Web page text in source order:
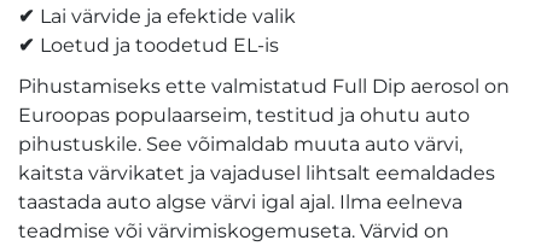
✔ Lai värvide ja efektide valik
✔ Loetud ja toodetud EL-is
Pihustamiseks ette valmistatud Full Dip aerosol on
Euroopas populaarseim, testitud ja ohutu auto
pihustuskile. See võimaldab muuta auto värvi,
kaitsta värvikatet ja vajadusel lihtsalt eemaldades
taastada auto algse värvi igal ajal. Ilma eelneva
teadmise või värvimiskogemuseta. Värvid on